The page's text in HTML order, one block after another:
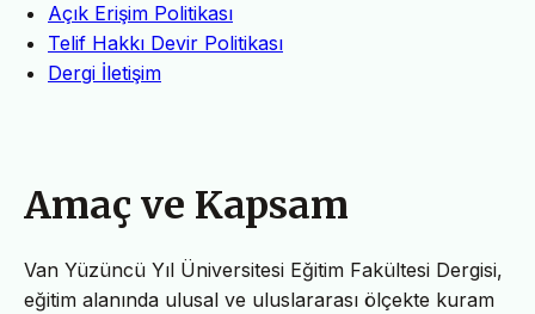
Açık Erişim Politikası
Telif Hakkı Devir Politikası
Dergi İletişim
Amaç ve Kapsam
Van Yüzüncü Yıl Üniversitesi Eğitim Fakültesi Dergisi,
eğitim alanında ulusal ve uluslararası ölçekte kuram